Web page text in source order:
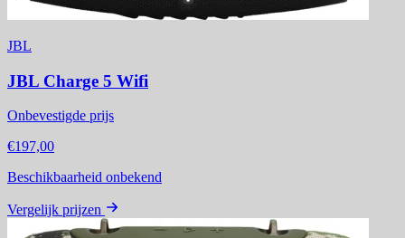
JBL
JBL Charge 5 Wifi
Onbevestigde prijs
€197,00
Beschikbaarheid onbekend
Vergelijk prijzen